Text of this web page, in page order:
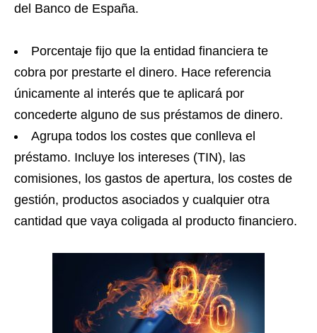
del Banco de España.
Porcentaje fijo que la entidad financiera te
cobra por prestarte el dinero. Hace referencia
únicamente al interés que te aplicará por
concederte alguno de sus préstamos de dinero.
Agrupa todos los costes que conlleva el
préstamo. Incluye los intereses (TIN), las
comisiones, los gastos de apertura, los costes de
gestión, productos asociados y cualquier otra
cantidad que vaya coligada al producto financiero.